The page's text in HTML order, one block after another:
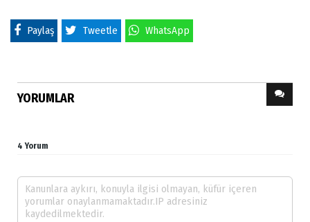
Paylaş Tweetle WhatsApp
YORUMLAR
4 Yorum